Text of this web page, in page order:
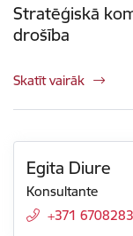
Stratēģiskā
drošība
Skatīt vairāk
Egita Diure
Konsultante
+371